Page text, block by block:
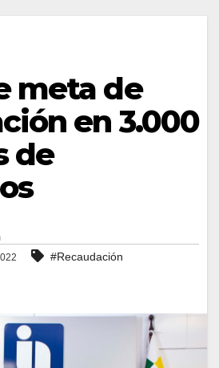
meta de
en 3.000
de
#Recaudación